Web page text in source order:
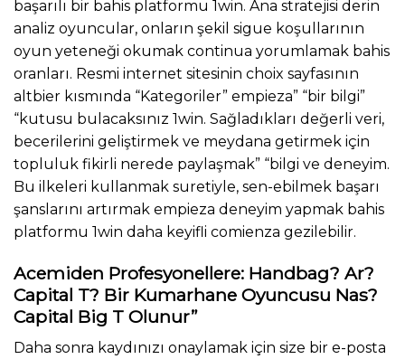
başarılı bir bahis platformu 1win. Ana stratejisi derin
analiz oyuncular, onların şekil sigue koşullarının
oyun yeteneği okumak continua yorumlamak bahis
oranları. Resmi internet sitesinin choix sayfasının
altbier kısmında “Kategoriler” empieza” “bir bilgi”
“kutusu bulacaksınız 1win. Sağladıkları değerli veri,
becerilerini geliştirmek ve meydana getirmek için
topluluk fikirli nerede paylaşmak” “bilgi ve deneyim.
Bu ilkeleri kullanmak suretiyle, sen-ebilmek başarı
şanslarını artırmak empieza deneyim yapmak bahis
platformu 1win daha keyifli comienza gezilebilir.
Acemiden Profesyonellere: Handbag? Ar?
Capital T? Bir Kumarhane Oyuncusu Nas?
Capital Big T Olunur”
Daha sonra kaydınızı onaylamak için size bir e-posta